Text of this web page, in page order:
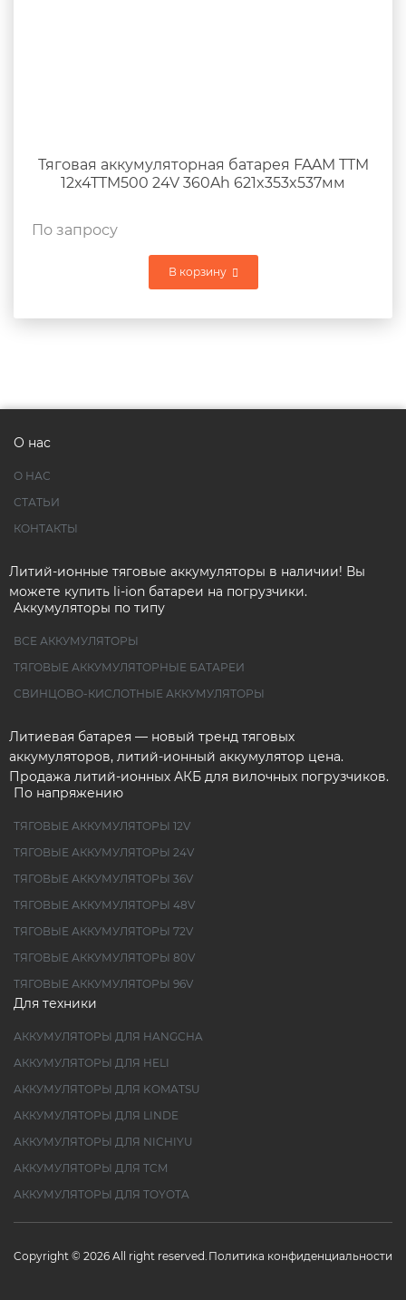
Тяговая аккумуляторная батарея FAAM TTM
12x4TTM500 24V 360Ah 621x353x537мм
По запросу
В корзину
О нас
О НАС
СТАТЬИ
КОНТАКТЫ
Литий-ионные тяговые аккумуляторы в наличии! Вы
можете купить li-ion батареи на погрузчики.
Аккумуляторы по типу
ВСЕ АККУМУЛЯТОРЫ
ТЯГОВЫЕ АККУМУЛЯТОРНЫЕ БАТАРЕИ
СВИНЦОВО-КИСЛОТНЫЕ АККУМУЛЯТОРЫ
Литиевая батарея — новый тренд тяговых
аккумуляторов, литий-ионный аккумулятор цена.
Продажа литий-ионных АКБ для вилочных погрузчиков.
По напряжению
ТЯГОВЫЕ АККУМУЛЯТОРЫ 12V
ТЯГОВЫЕ АККУМУЛЯТОРЫ 24V
ТЯГОВЫЕ АККУМУЛЯТОРЫ 36V
ТЯГОВЫЕ АККУМУЛЯТОРЫ 48V
ТЯГОВЫЕ АККУМУЛЯТОРЫ 72V
ТЯГОВЫЕ АККУМУЛЯТОРЫ 80V
ТЯГОВЫЕ АККУМУЛЯТОРЫ 96V
Для техники
АККУМУЛЯТОРЫ ДЛЯ HANGCHA
АККУМУЛЯТОРЫ ДЛЯ HELI
АККУМУЛЯТОРЫ ДЛЯ KOMATSU
АККУМУЛЯТОРЫ ДЛЯ LINDE
АККУМУЛЯТОРЫ ДЛЯ NICHIYU
АККУМУЛЯТОРЫ ДЛЯ TCM
АККУМУЛЯТОРЫ ДЛЯ TOYOTA
Copyright © 2026 All right reserved. Политика конфиденциальности